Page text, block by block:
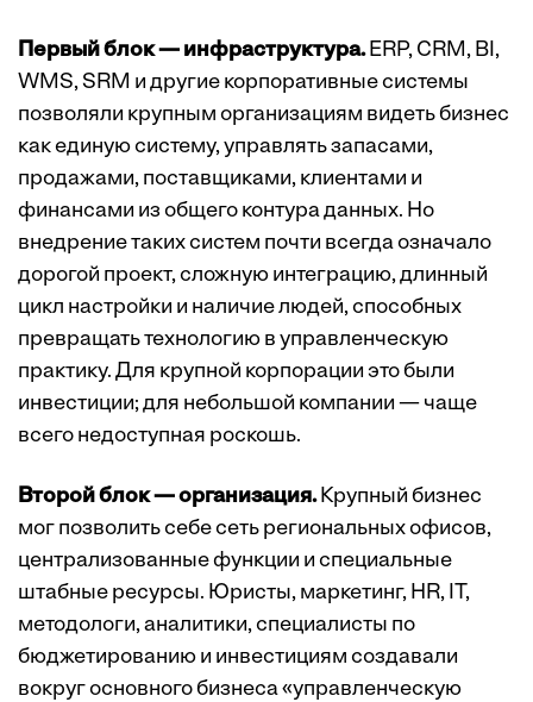
Первый блок — инфраструктура.ERP, CRM, BI,
WMS, SRM и другие корпоративные системы
позволяли крупным организациям видеть бизнес
как единую систему, управлять запасами,
продажами, поставщиками, клиентами и
финансами из общего контура данных. Но
внедрение таких систем почти всегда означало
дорогой проект, сложную интеграцию, длинный
цикл настройки и наличие людей, способных
превращать технологию в управленческую
практику. Для крупной корпорации это были
инвестиции; для небольшой компании — чаще
всего недоступная роскошь.
Второй блок — организация.Крупный бизнес
мог позволить себе сеть региональных офисов,
централизованные функции и специальные
штабные ресурсы. Юристы, маркетинг, HR, IT,
методологи, аналитики, специалисты по
бюджетированию и инвестициям создавали
вокруг основного бизнеса «управленческую